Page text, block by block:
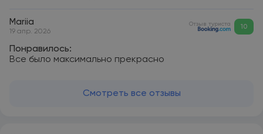
Mariia
19 апр. 2026
Отзыв туриста 10
Понравилось:
Все было максимально прекрасно
Смотреть все отзывы